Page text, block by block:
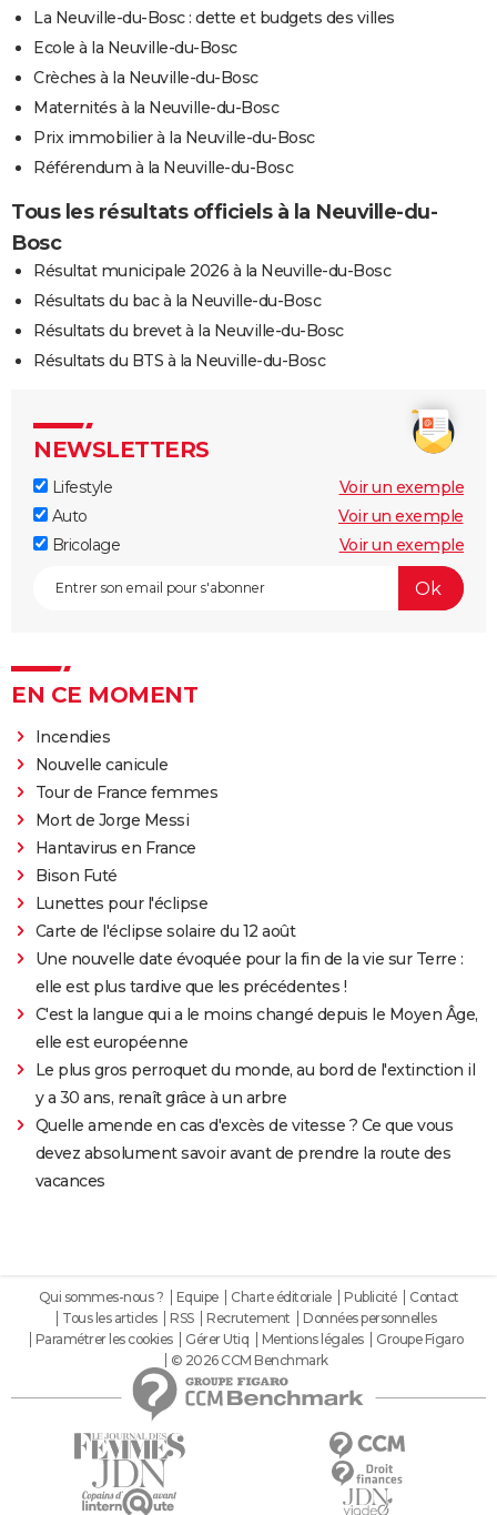
La Neuville-du-Bosc : dette et budgets des villes
Ecole à la Neuville-du-Bosc
Crèches à la Neuville-du-Bosc
Maternités à la Neuville-du-Bosc
Prix immobilier à la Neuville-du-Bosc
Référendum à la Neuville-du-Bosc
Tous les résultats officiels à la Neuville-du-
Bosc
Résultat municipale 2026 à la Neuville-du-Bosc
Résultats du bac à la Neuville-du-Bosc
Résultats du brevet à la Neuville-du-Bosc
Résultats du BTS à la Neuville-du-Bosc
NEWSLETTERS
Lifestyle
Voir un exemple
Auto
Voir un exemple
Bricolage
Voir un exemple
EN CE MOMENT
Incendies
Nouvelle canicule
Tour de France femmes
Mort de Jorge Messi
Hantavirus en France
Bison Futé
Lunettes pour l'éclipse
Carte de l'éclipse solaire du 12 août
Une nouvelle date évoquée pour la fin de la vie sur Terre :
elle est plus tardive que les précédentes !
C'est la langue qui a le moins changé depuis le Moyen Âge,
elle est européenne
Le plus gros perroquet du monde, au bord de l'extinction il
y a 30 ans, renaît grâce à un arbre
Quelle amende en cas d'excès de vitesse ? Ce que vous
devez absolument savoir avant de prendre la route des
vacances
Qui sommes-nous ? Equipe Charte éditoriale Publicité
Contact
Tous les articles
RSS Recrutement
Données personnelles
Paramétrer les cookies
Gérer Utiq Mentions légales
Groupe Figaro
© 2026 CCM Benchmark